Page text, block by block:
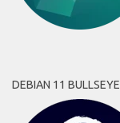
DEBIAN 11 BULLSEYE